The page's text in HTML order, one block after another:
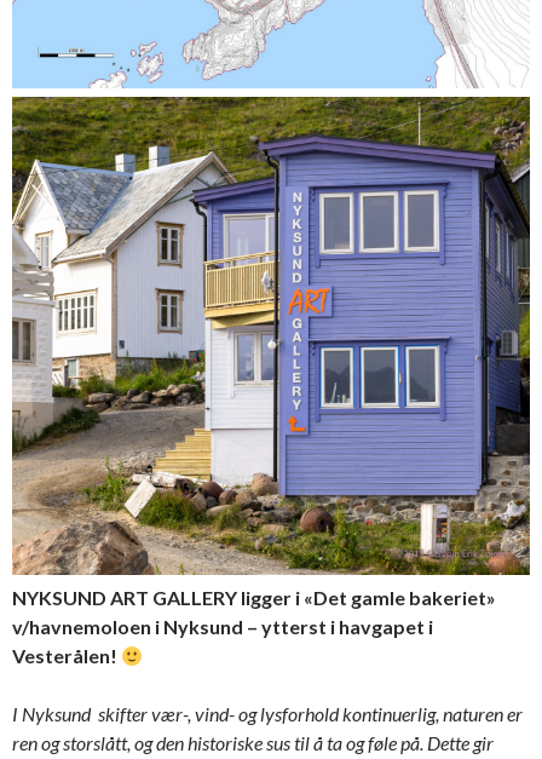
NYKSUND ART GALLERY ligger i «Det gamle bakeriet»
v/havnemoloen i Nyksund – ytterst i havgapet i
Vesterålen!
I Nyksund skifter vær-, vind- og lysforhold kontinuerlig, naturen er
ren og storslått, og den historiske sus til å ta og føle på. Dette gir